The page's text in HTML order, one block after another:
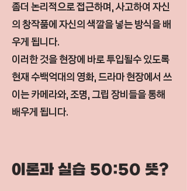
좀더 논리적으로 접근하며, 사고하여 자신
의 창작품에 자신의 색깔을 넣는 방식을 배
우게 됩니다.
이러한 것을 현장에 바로 투입될수 있도록
현재 수백억대의 영화, 드라마 현장에서 쓰
이는 카메라와, 조명, 그립 장비들을 통해
배우게 됩니다.
​이론과 실습 50:50 뜻?